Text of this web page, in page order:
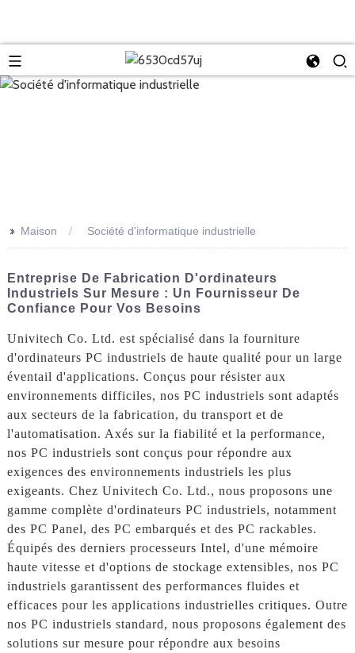
>> Maison Société d'informatique industrielle
Entreprise De Fabrication D'ordinateurs
Industriels Sur Mesure : Un Fournisseur De
Confiance Pour Vos Besoins
Univitech Co. Ltd. est spécialisé dans la fourniture
d'ordinateurs PC industriels de haute qualité pour un large
éventail d'applications. Conçus pour résister aux
environnements difficiles, nos PC industriels sont adaptés
aux secteurs de la fabrication, du transport et de
l'automatisation. Axés sur la fiabilité et la performance,
nos PC industriels sont conçus pour répondre aux
exigences des environnements industriels les plus
exigeants. Chez Univitech Co. Ltd., nous proposons une
gamme complète d'ordinateurs PC industriels, notamment
des PC Panel, des PC embarqués et des PC rackables.
Équipés des derniers processeurs Intel, d'une mémoire
haute vitesse et d'options de stockage extensibles, nos PC
industriels garantissent des performances fluides et
efficaces pour les applications industrielles critiques. Outre
nos PC industriels standard, nous proposons également des
solutions sur mesure pour répondre aux besoins